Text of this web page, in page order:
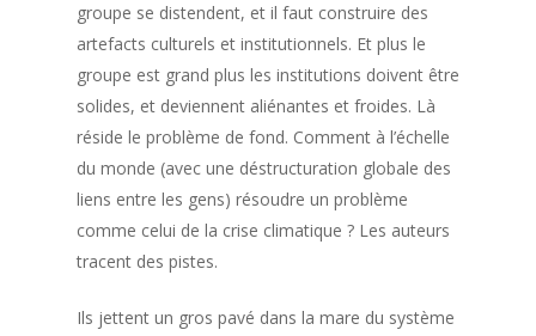
groupe se distendent, et il faut construire des
artefacts culturels et institutionnels. Et plus le
groupe est grand plus les institutions doivent être
solides, et deviennent aliénantes et froides. Là
réside le problème de fond. Comment à l’échelle
du monde (avec une déstructuration globale des
liens entre les gens) résoudre un problème
comme celui de la crise climatique ? Les auteurs
tracent des pistes.
Ils jettent un gros pavé dans la mare du système